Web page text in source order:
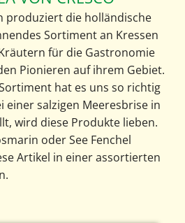
produziert die holländische
Sortiment an Kressen
für die Gastronomie
Pionieren auf ihrem Gebiet.
hat es uns so richtig
einer salzigen Meeresbrise in
wird diese Produkte lieben.
oder See Fenchel
Artikel in einer assortierten